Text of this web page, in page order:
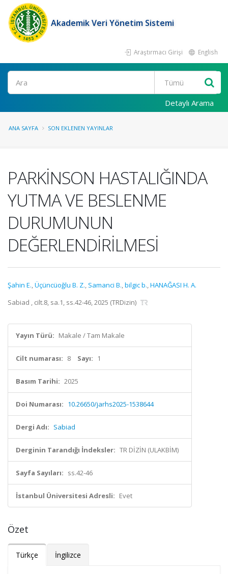
Akademik Veri Yönetim Sistemi
Araştırmacı Girişi English
Ara
Detaylı Arama
ANA SAYFA SON EKLENEN YAYINLAR
PARKİNSON HASTALIĞINDA
YUTMA VE BESLENME
DURUMUNUN
DEĞERLENDİRİLMESİ
Şahin E.,Üçüncüoğlu B. Z., Samanci B.,bilgic b.,HANAĞASI H. A.
Sabiad , cilt.8, sa.1, ss.42-46, 2025 (TRDizin)
Yayın Türü: Makale / Tam Makale
Cilt numarası: 8 Sayı: 1
Basım Tarihi: 2025
Doi Numarası: 10.26650/jarhs2025-1538644
Dergi Adı: Sabiad
Derginin Tarandığı İndeksler: TR DİZİN (ULAKBİM)
Sayfa Sayıları: ss.42-46
İstanbul Üniversitesi Adresli: Evet
Özet
Türkçe İngilizce